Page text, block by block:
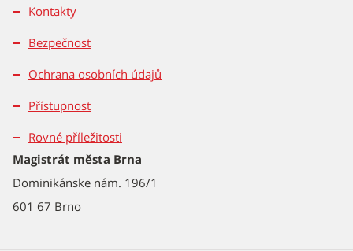
Kontakty
Bezpečnost
Ochrana osobních údajů
Přístupnost
Rovné příležitosti
Magistrát města Brna
Dominikánske nám. 196/1
601 67 Brno